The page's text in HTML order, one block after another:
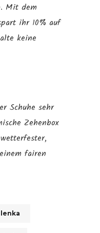
Mit dem
ihr 10% auf
keine
Schuhe sehr
Zehenbox
fairen
lenka